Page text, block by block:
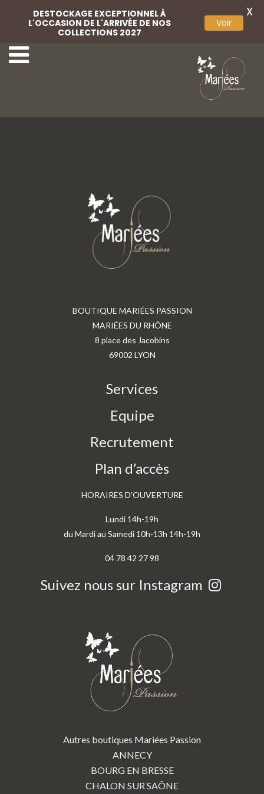
Lingerie
BOUTIQUE MARIÉES PASSION
MARIÉES DU RHÔNE
8 place des Jacobins
69002 LYON
Services
Equipe
Recrutement
Plan d’accès
HORAIRES D’OUVERTURE
Lundi 14h-19h
du Mardi au Samedi 10h-13h 14h-19h
04 78 42 27 98
Suivez nous sur Instagram
Autres boutiques Mariées Passion
ANNECY
BOURG EN BRESSE
CHALON SUR SAÔNE
DESTOCKAGE EXCEPTIONNEL À
L'OCCASION DE L'ARRIVÉE DE NOS
COLLECTIONS 2027
Voir
X